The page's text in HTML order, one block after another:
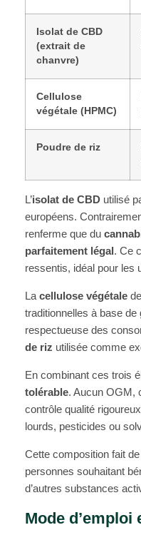
Isolat de CBD
(extrait de
chanvre)
Cellulose
végétale (HPMC)
Poudre de riz
L’isolat de CBD utilisé
européens.
renferme que du
parfaitement légal. Ce
ressentis, idéal pour les
La cellulose végétale
traditionnelles à base
respectueuse des
de riz utilisée comme
En combinant ces trois
tolérable. Aucun OGM,
contrôle qualité
lourds, pesticides ou
Cette composition fait
personnes souhaitant
d’autres substances
Mode d’emploi